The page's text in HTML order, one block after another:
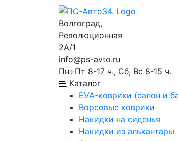
Волгоград,
Революционная
2А/1
info@ps-avto.ru
Пн÷Пт 8-17 ч., Сб, Вс 8-15 ч.
Каталог
EVA-коврики (салон и
Ворсовые коврики
Накидки на сиденья
Накидки из алькантары